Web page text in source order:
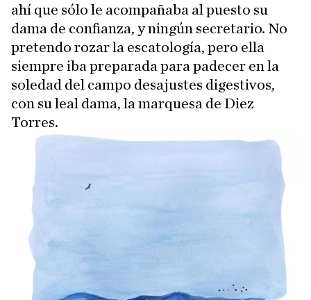
ahí que sólo le acompañaba al puesto su
dama de confianza, y ningún secretario. No
pretendo rozar la escatología, pero ella
siempre iba preparada para padecer en la
soledad del campo desajustes digestivos,
con su leal dama, la marquesa de Diez
Torres.